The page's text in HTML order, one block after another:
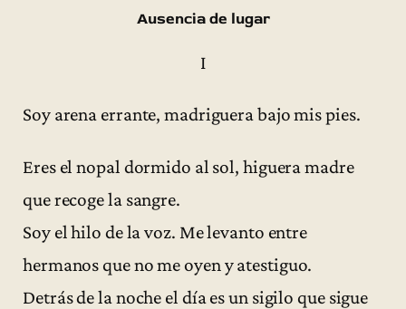
Ausencia de lugar
I
Soy arena errante, madriguera bajo mis pies.
Eres el nopal dormido al sol, higuera madre
que recoge la sangre.
Soy el hilo de la voz. Me levanto entre
hermanos que no me oyen y atestiguo.
Detrás de la noche el día es un sigilo que sigue